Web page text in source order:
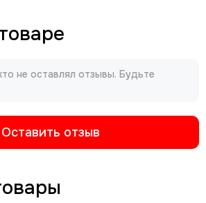
не оставлял отзывы. Будьте
Оставить отзыв